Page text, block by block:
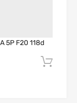
5P F20 118d